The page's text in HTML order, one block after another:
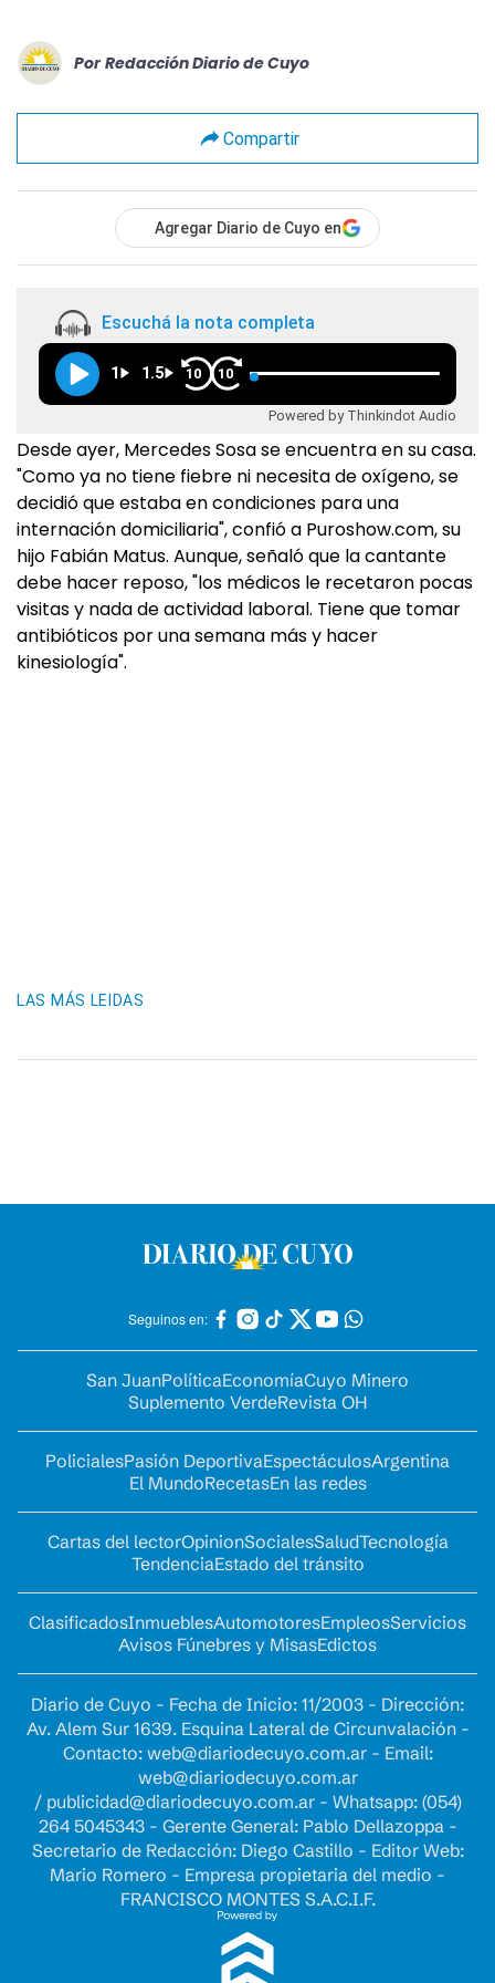
Por Redacción Diario de Cuyo
Compartir
Agregar Diario de Cuyo en
Escuchá la nota completa
1 1.5 10 10
Powered by Thinkindot Audio
Desde ayer, Mercedes Sosa se encuentra en su casa.
"Como ya no tiene fiebre ni necesita de oxígeno, se
decidió que estaba en condiciones para una
internación domiciliaria", confió a Puroshow.com, su
hijo Fabián Matus. Aunque, señaló que la cantante
debe hacer reposo, "los médicos le recetaron pocas
visitas y nada de actividad laboral. Tiene que tomar
antibióticos por una semana más y hacer
kinesiología".
LAS MÁS LEIDAS
Seguinos en:
San JuanPolíticaEconomíaCuyo Minero
Suplemento VerdeRevista OH
PolicialesPasión DeportivaEspectáculosArgentina
El MundoRecetasEn las redes
Cartas del lectorOpinionSocialesSaludTecnología
TendenciaEstado del tránsito
ClasificadosInmueblesAutomotoresEmpleosServicios
Avisos Fúnebres y MisasEdictos
Diario de Cuyo - Fecha de Inicio: 11/2003 - Dirección:
Av. Alem Sur 1639. Esquina Lateral de Circunvalación -
Contacto: web@diariodecuyo.com.ar- Email:
web@diariodecuyo.com.ar
/ publicidad@diariodecuyo.com.ar- Whatsapp: (054)
264 5045343 - Gerente General: Pablo Dellazoppa -
Secretario de Redacción: Diego Castillo - Editor Web:
Mario Romero - Empresa propietaria del medio -
FRANCISCO MONTES S.A.C.I.F.